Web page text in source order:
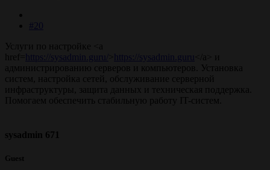
#20
Услуги по настройке <a
href=
https://sysadmin.guru/ https://sysadmin.guru
</a> и
администрированию серверов и компьютеров. Установка
систем, настройка сетей, обслуживание серверной
инфраструктуры, защита данных и техническая поддержка.
Помогаем обеспечить стабильную работу IT-систем.
sysadmin 671
Guest